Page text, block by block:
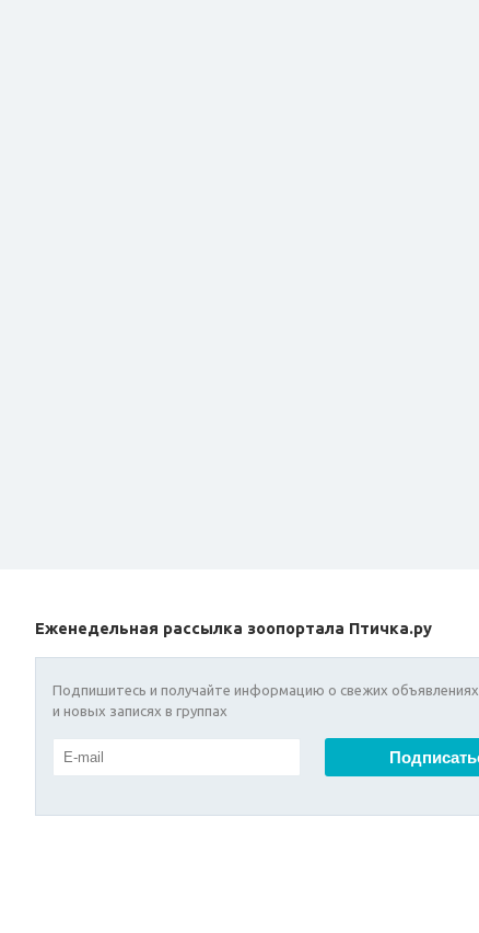
Еженедельная рассылка зоопортала Птичка.ру
Подпишитесь и получайте информацию о свежих объявлениях
и новых записях в группах